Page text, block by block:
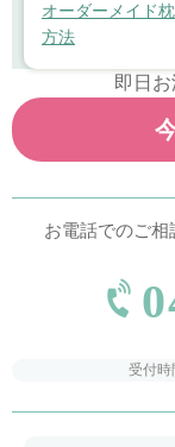
オーダーメイド
方法
即日
お電話でのご相
受付時